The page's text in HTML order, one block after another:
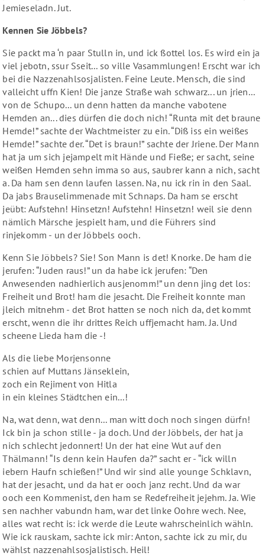
Jemieseladn. Jut.
Kennen Sie Jöbbels?
Sie packt ma ‘n paar Stulln in, und ick ßottel los. Es wird ein ja
viel jebotn, ssur Sseit... so ville Vasammlungen! Erscht war ich
bei die Nazzenahlsosjalisten. Feine Leute. Mensch, die sind
valleicht uffn Kien! Die janze Straße wah schwarz... un jrien...
von de Schupo... un denn hatten da manche vabotene
Hemden an... dies dürfen die doch nich! “Runta mit det braune
Hemde!” sachte der Wachtmeister zu ein. “Diß iss ein weißes
Hemde!” sachte der. “Det is braun!” sachte der Jriene. Der Mann
hat ja um sich jejampelt mit Hände und Fieße; er sacht, seine
weißen Hemden sehn imma so aus, saubrer kann a nich, sacht
a. Da ham sen denn laufen lassen. Na, nu ick rin in den Saal.
Da jabs Brauselimmenade mit Schnaps. Da ham se erscht
jeübt: Aufstehn! Hinsetzn! Aufstehn! Hinsetzn! weil sie denn
nämlich Märsche jespielt ham, und die Führers sind
rinjekomm - un der Jöbbels ooch.
Kenn Sie Jöbbels? Sie! Son Mann is det! Knorke. De ham die
jerufen: “Juden raus!” un da habe ick jerufen: “Den
Anwesenden nadhierlich ausjenomm!” un denn jing det los:
Freiheit und Brot! ham die jesacht. Die Freiheit konnte man
jleich mitnehm - det Brot hatten se noch nich da, det kommt
erscht, wenn die ihr drittes Reich uffjemacht ham. Ja. Und
scheene Lieda ham die -!
Als die liebe Morjensonne
schien auf Muttans Jänseklein,
zoch ein Rejiment von Hitla
in ein kleines Städtchen ein...!
Na, wat denn, wat denn... man witt doch noch singen dürfn!
Ick bin ja schon stille - ja doch. Und der Jöbbels, der hat ja
nich schlecht jedonnert! Un der hat eine Wut auf den
Thälmann! “Is denn kein Haufen da?” sacht er - “ick willn
iebern Haufn schießen!” Und wir sind alle younge Schklavn,
hat der jesacht, und da hat er ooch janz recht. Und da war
ooch een Kommenist, den ham se Redefreiheit jejehm. Ja. Wie
sen nachher vabundn ham, war det linke Oohre wech. Nee,
alles wat recht is: ick werde die Leute wahrscheinlich wähln.
Wie ick rauskam, sachte ick mir: Anton, sachte ick zu mir, du
wählst nazzenahlsosjalistisch. Heil!